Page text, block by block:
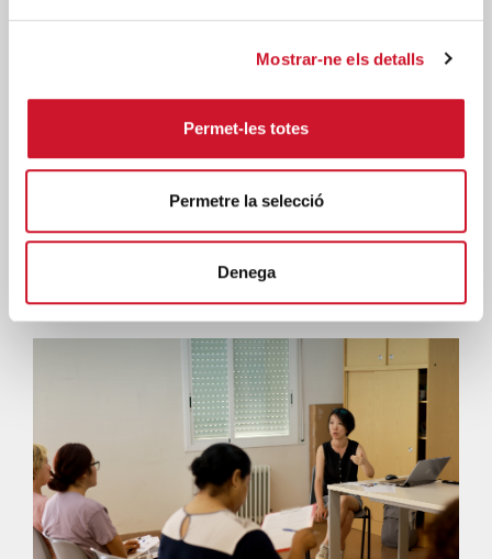
Mostrar-ne els detalls
Permet-les totes
Permetre la selecció
Denega
APOYO EN LA CONTRATACIÓN